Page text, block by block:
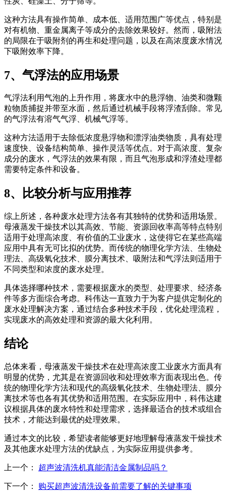
这种方法具有操作简单、成本低、适用范围广等优点，特别是
对有机物、重金属离子等成分的去除效果较好。然而，吸附法
的局限在于吸附剂的再生和处理问题，以及在高浓度废水情况
下吸附效率下降。
7、气浮法的应用场景
气浮法利用气泡的上升作用，将废水中的悬浮物、油类和微颗
粒物质捕捉并带至水面，然后通过机械手段将浮渣刮除。常见
的气浮法有溶气气浮、机械气浮等。
这种方法适用于去除低浓度悬浮物和漂浮油类物质，具有处理
速度快、设备结构简单、操作灵活等优点。对于高浓度、复杂
成分的废水，气浮法的效果有限，而且气泡形成和浮渣处理都
需要特定条件和设备。
8、比较分析与应用推荐
综上所述，各种废水处理方法各有其独特的优势和适用场景。
母液蒸发干燥技术以其高效、节能、资源回收率高等特点特别
适用于处理高浓度、有价值的工业废水，这使得它在某些高端
应用中具有无可比拟的优势。而传统的物理化学方法、生物处
理法、高级氧化技术、膜分离技术、吸附法和气浮法则适用于
不同类型和浓度的废水处理。
具体选择哪种技术，需要根据废水的类型、处理要求、经济条
件等多方面综合考虑。科伟达一直致力于为客户提供定制化的
废水处理解决方案，通过结合多种技术手段，优化处理流程，
实现废水的高效处理和资源的最大化利用。
结论
总体来看，母液蒸发干燥技术在处理高浓度工业废水方面具有
明显的优势，尤其是在资源回收和处理效率方面表现出色。传
统的物理化学方法和现代的高级氧化技术、生物处理法、膜分
离技术等也各有其优势和适用范围。在实际应用中，科伟达建
议根据具体的废水特性和处理需求，选择最适合的技术或组合
技术，才能达到最优的处理效果。
通过本文的比较，希望读者能够更好地理解母液蒸发干燥技术
及其他废水处理方法的优缺点，为实际应用提供参考。
上一个： 超声波清洗机真能清洁金属制品吗？
下一个： 购买超声波清洗设备前需要了解的关键事项